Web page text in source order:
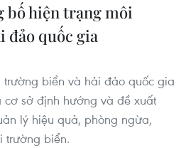
bố hiện trạng môi
đảo quốc gia
trường biển và hải đảo quốc gia
sở định hướng và đề xuất
lý hiệu quả, phòng ngừa,
trường biển.